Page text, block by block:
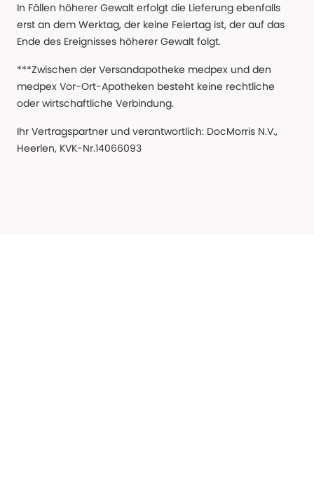
In Fällen höherer Gewalt erfolgt die Lieferung ebenfalls
erst an dem Werktag, der keine Feiertag ist, der auf das
Ende des Ereignisses höherer Gewalt folgt.
***Zwischen der Versandapotheke medpex und den
medpex Vor-Ort-Apotheken besteht keine rechtliche
oder wirtschaftliche Verbindung.
Ihr Vertragspartner und verantwortlich: DocMorris N.V.,
Heerlen, KVK-Nr.14066093